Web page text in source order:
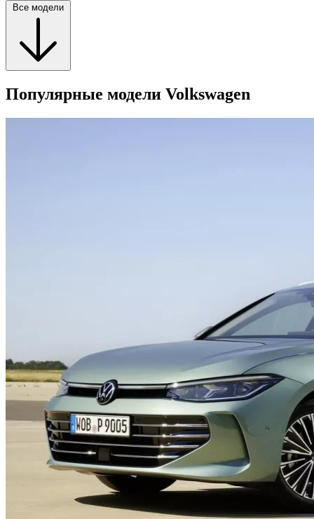
Все модели
Популярные модели Volkswagen